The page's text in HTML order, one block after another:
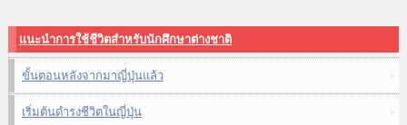
แนะนำการใช้ชีวิตสำหรับนักศึกษาต่างชาติ
ขั้นตอนหลังจากมาญี่ปุ่นแล้ว
เริ่มต้นดำรงชีวิตในญี่ปุ่น